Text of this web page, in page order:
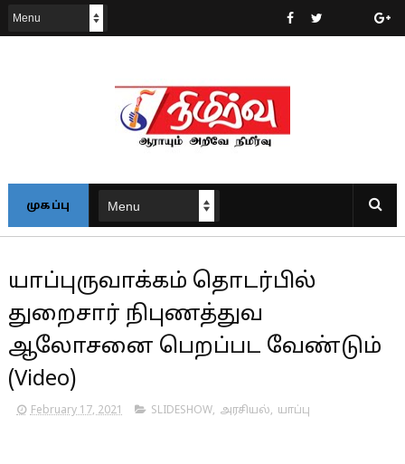
முகப்பு
யாப்புருவாக்கம் தொடர்பில்
துறைசார் நிபுணத்துவ
ஆலோசனை பெறப்பட வேண்டும்
(Video)
February 17, 2021 SLIDESHOW, அரசியல், யாப்பு